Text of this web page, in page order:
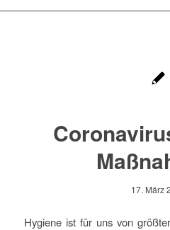
17. März
Hygiene ist für uns von